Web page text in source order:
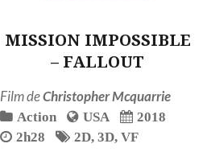
MISSION IMPOSSIBLE
– FALLOUT
Film deChristopher Mcquarrie
Action USA
2018
2h28
2D 3D ,VF